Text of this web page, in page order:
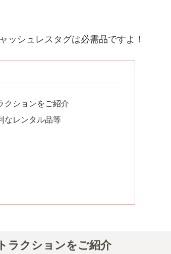
ッシュレスタグは必需品ですよ！
クションをご紹介
なレンタル品等
ラクションをご紹介